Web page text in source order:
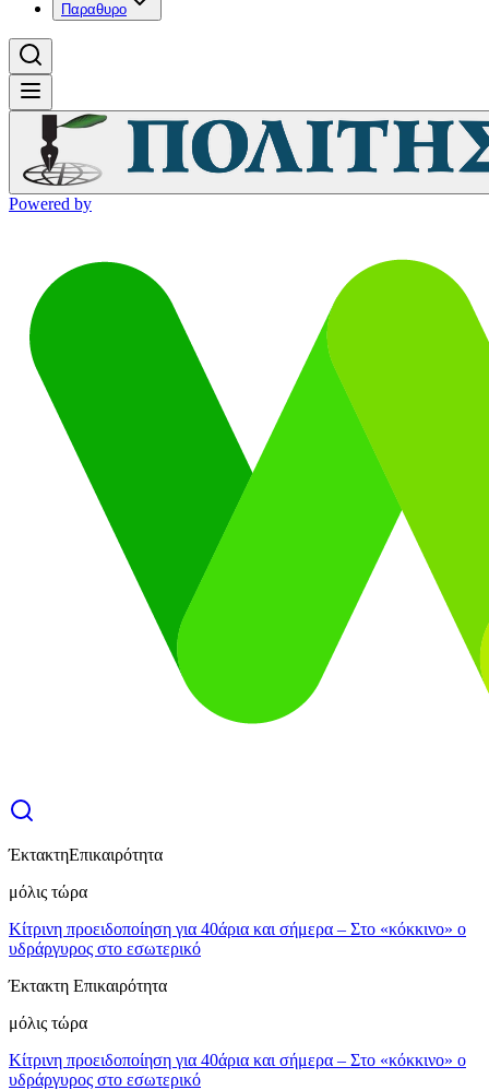
Παραθυρο
Powered by
ΈκτακτηΕπικαιρότητα
μόλις τώρα
Κίτρινη προειδοποίηση για 40άρια και σήμερα – Στο «κόκκινο» ο
υδράργυρος στο εσωτερικό
Έκτακτη Επικαιρότητα
μόλις τώρα
Κίτρινη προειδοποίηση για 40άρια και σήμερα – Στο «κόκκινο» ο
υδράργυρος στο εσωτερικό